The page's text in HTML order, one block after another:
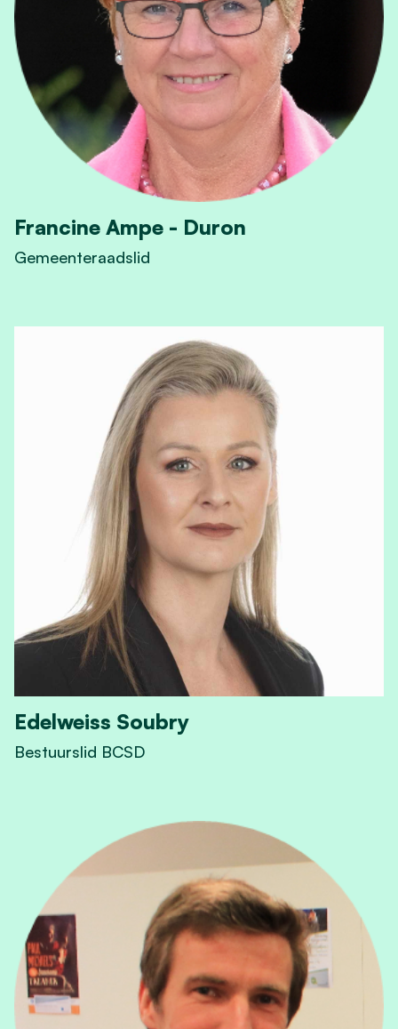
Francine Ampe - Duron
Gemeenteraadslid
Edelweiss Soubry
Bestuurslid BCSD